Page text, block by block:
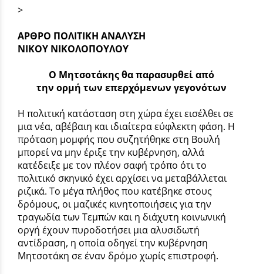
>
ΑΡΘΡΟ ΠΟΛΙΤΙΚΗ ΑΝΑΛΥΣΗ
ΝΙΚΟΥ ΝΙΚΟΛΟΠΟΥΛΟΥ
Ο Μητσοτάκης θα παρασυρθεί από
την ορμή των επερχόμενων γεγονότων
Η πολιτική κατάσταση στη χώρα έχει εισέλθει σε
μια νέα, αβέβαιη και ιδιαίτερα εύφλεκτη φάση. Η
πρόταση μομφής που συζητήθηκε στη Βουλή
μπορεί να μην έριξε την κυβέρνηση, αλλά
κατέδειξε με τον πλέον σαφή τρόπο ότι το
πολιτικό σκηνικό έχει αρχίσει να μεταβάλλεται
ριζικά. Το μέγα πλήθος που κατέβηκε στους
δρόμους, οι μαζικές κινητοποιήσεις για την
τραγωδία των Τεμπών και η διάχυτη κοινωνική
οργή έχουν πυροδοτήσει μια αλυσιδωτή
αντίδραση, η οποία οδηγεί την κυβέρνηση
Μητσοτάκη σε έναν δρόμο χωρίς επιστροφή.